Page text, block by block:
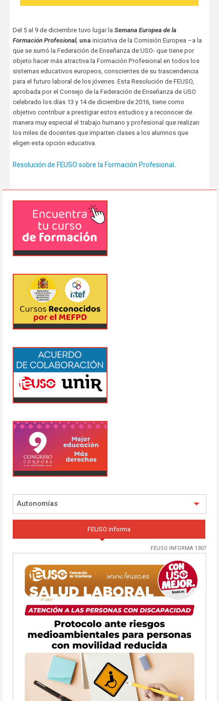
Del 5 al 9 de diciembre tuvo lugar la Semana Europea de la
Formación Profesional, una iniciativa de la Comisión Europea –a la
que se sumó la Federación de Enseñanza de USO- que tiene por
objeto hacer más atractiva la Formación Profesional en todos los
sistemas educativos europeos, conscientes de su trascendencia
para el futuro laboral de los jóvenes. Esta Resolución de FEUSO,
aprobada por el Consejo de la Federación de Enseñanza de USO
celebrado los días 13 y 14 de diciembre de 2016, tiene como
objetivo contribuir a prestigiar estos estudios y a reconocer de
manera muy especial el trabajo humano y profesional que realizan
los miles de docentes que imparten clases a los alumnos que
eligen esta opción educativa.
Resolución de FEUSO sobre la Formación Profesional .
Autonomías
FEUSO informa
FEUSO INFORMA 1307